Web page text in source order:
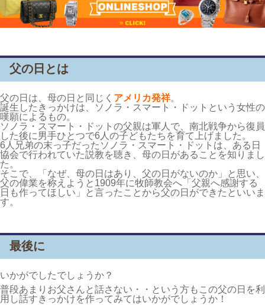
父の日とは
父の日は、母の日と同じく アメリカ発祥。
誕生したきっかけは、ソノラ・スマート・ドットという女性の
嘆願によるもの。
ソノラ・スマート・ドットの父親は軍人で、南北戦争から復員
した後に男手ひとつで6人の子どもたちを育て上げました。
6人兄弟の末っ子だったソノラ・スマート・ドットは、ある日
協会で行われていた説教を聴き、母の日があることを知りまし
た。
そこで、「 なぜ、母の日はあり、父の日がないのか 」と思い、
父の偉業を称えようと1909年に牧師教会へ「父親へ感謝する
日も作ってほしい」と言ったことから父の日ができたといいま
す。
最後に
いかがでしたでしょうか？
普段あまりお父さんと話さない・・という方もこの父の日を利
用し話すきっかけを作ってみてはいかがでしょうか！